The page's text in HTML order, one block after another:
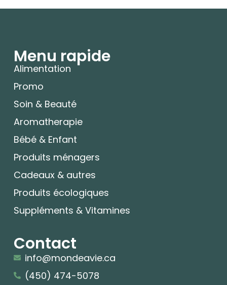
Menu rapide
Alimentation
Promo
Soin & Beauté
Aromatherapie
Bébé & Enfant
Produits ménagers
Cadeaux & autres
Produits écologiques
Suppléments & Vitamines
Contact
info@mondeavie.ca
(450) 474-5078